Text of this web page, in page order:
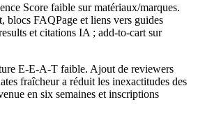
Score faible sur matériaux/marques.
blocs FAQPage et liens vers guides
et citations IA ; add-to-cart sur
E-E-A-T faible. Ajout de reviewers
fraîcheur a réduit les inexactitudes des
en six semaines et inscriptions